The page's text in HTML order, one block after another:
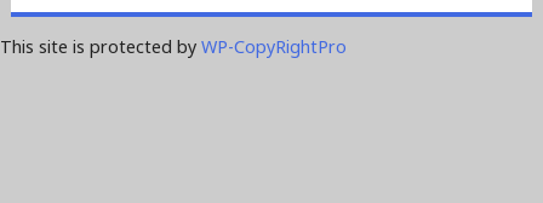
This site is protected by WP-CopyRightPro